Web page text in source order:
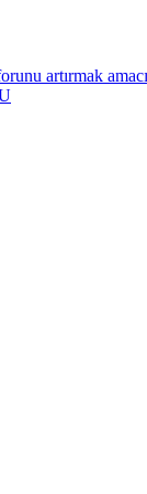
amacıyla